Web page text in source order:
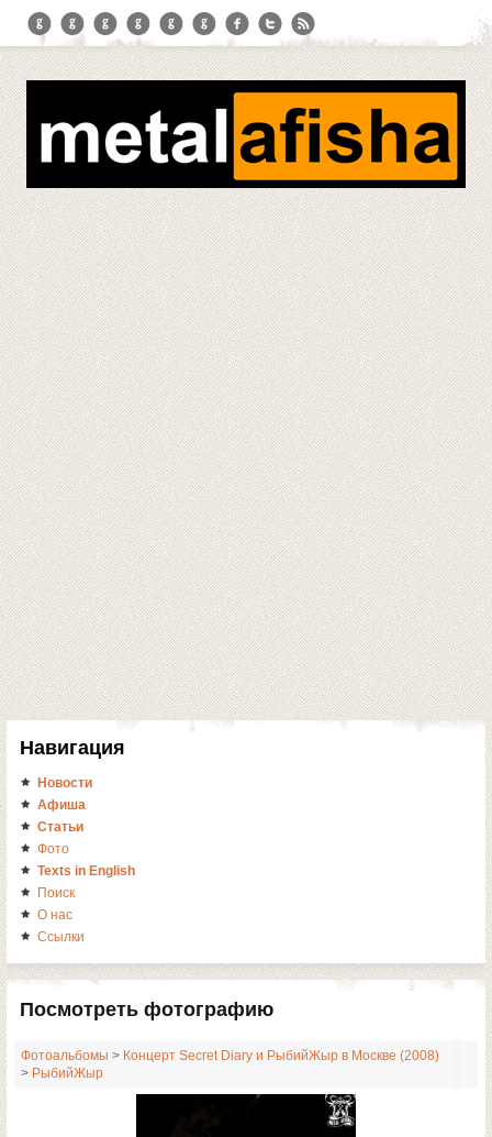
Навигация
Новости
Афиша
Статьи
Фото
Texts in English
Поиск
О нас
Ссылки
Посмотреть фотографию
Фотоальбомы > Концерт Secret Diary и РыбийЖыр в Москве (2008)
> РыбийЖыр